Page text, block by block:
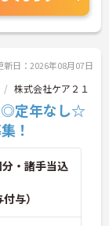
新日：2026年08月07日
株式会社ケア２１
◎定年なし☆
！
・諸手当込
与）